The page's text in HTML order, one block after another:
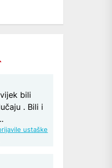
bili
. Bili i
ustaške